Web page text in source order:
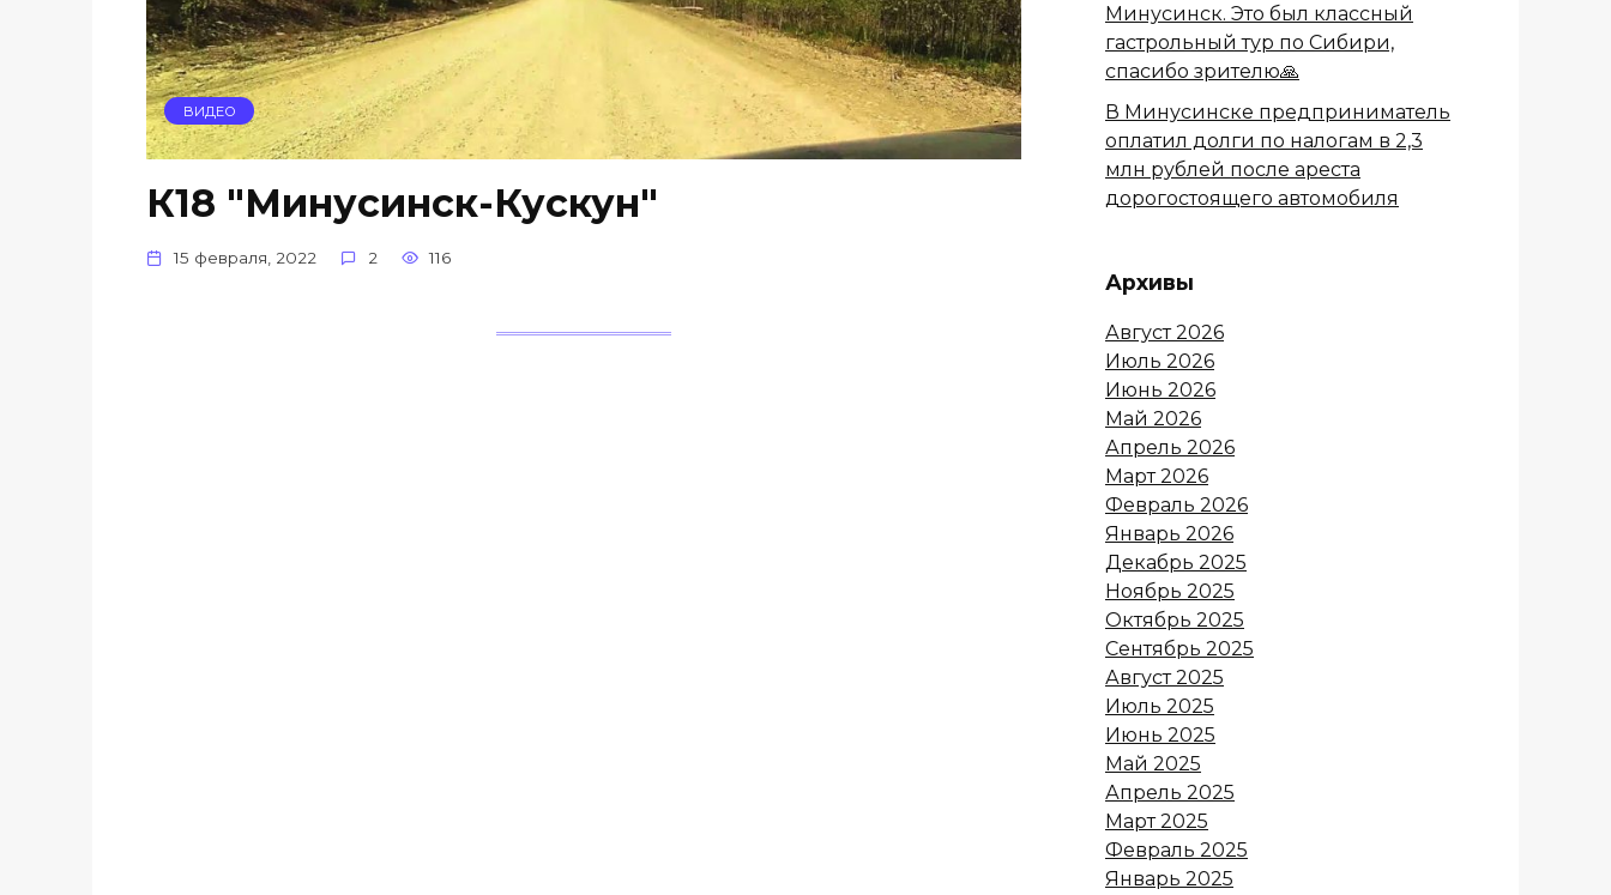
ВИДЕО
К18 "Минусинск-Кускун"
15 февраля, 2022 2 116
Минусинск. Это был классный
гастрольный тур по Сибири,
спасибо зрителю🙏
В Минусинске предприниматель
оплатил долги по налогам в 2,3
млн рублей после ареста
дорогостоящего автомобиля
Архивы
Август 2026
Июль 2026
Июнь 2026
Май 2026
Апрель 2026
Март 2026
Февраль 2026
Январь 2026
Декабрь 2025
Ноябрь 2025
Октябрь 2025
Сентябрь 2025
Август 2025
Июль 2025
Июнь 2025
Май 2025
Апрель 2025
Март 2025
Февраль 2025
Январь 2025